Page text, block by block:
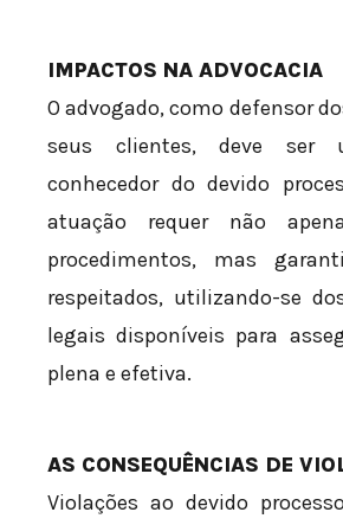
IMPACTOS NA ADVOCACIA
O advogado, como defensor
seus clientes, deve ser
conhecedor do devido
atuação requer não
procedimentos, mas
respeitados, utilizando-se
legais disponíveis para
plena e efetiva.
AS CONSEQUÊNCIAS DE
Violações ao devido